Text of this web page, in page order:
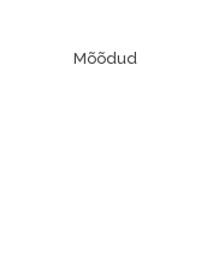
Mõõdud